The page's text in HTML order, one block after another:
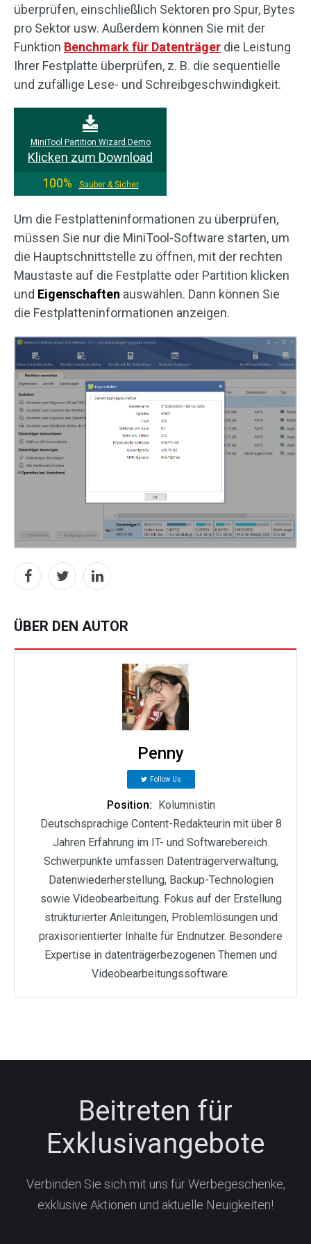
überprüfen, einschließlich Sektoren pro Spur, Bytes
pro Sektor usw. Außerdem können Sie mit der
Funktion Benchmark für Datenträger die Leistung
Ihrer Festplatte überprüfen, z. B. die sequentielle
und zufällige Lese- und Schreibgeschwindigkeit.
MiniTool Partition Wizard Demo
Klicken zum Download
100%
Sauber & Sicher
Um die Festplatteninformationen zu überprüfen,
müssen Sie nur die MiniTool-Software starten, um
die Hauptschnittstelle zu öffnen, mit der rechten
Maustaste auf die Festplatte oder Partition klicken
und Eigenschaften auswählen. Dann können Sie
die Festplatteninformationen anzeigen.
ÜBER DEN AUTOR
Penny
Follow Us
Position: Kolumnistin
Deutschsprachige Content-Redakteurin mit über 8
Jahren Erfahrung im IT- und Softwarebereich.
Schwerpunkte umfassen Datenträgerverwaltung,
Datenwiederherstellung, Backup-Technologien
sowie Videobearbeitung. Fokus auf der Erstellung
strukturierter Anleitungen, Problemlösungen und
praxisorientierter Inhalte für Endnutzer. Besondere
Expertise in datenträgerbezogenen Themen und
Videobearbeitungssoftware.
Beitreten für
Exklusivangebote
Verbinden Sie sich mit uns für Werbegeschenke,
exklusive Aktionen und aktuelle Neuigkeiten!